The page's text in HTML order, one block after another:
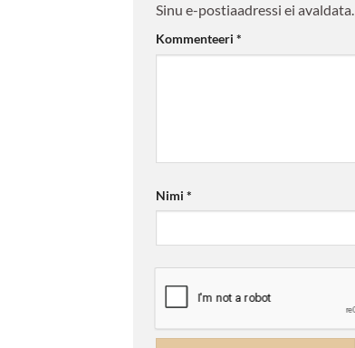
Sinu e-postiaadressi ei avaldata.
Kommenteeri *
Nimi *